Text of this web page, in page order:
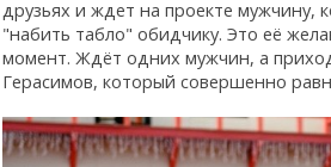
друзьях и ждет на проекте мужчину,
"набить табло" обидчику. Это её
момент. Ждёт одних мужчин, а
Герасимов, который совершенно